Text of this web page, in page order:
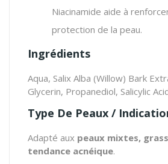
Niacinamide aide à
protection de la peau.
Ingrédients
Aqua, Salix Alba (Willow) Bark
Glycerin, Propanediol, Salicylic
Type De Peaux /
Adapté aux peaux mixtes,
tendance acnéique.